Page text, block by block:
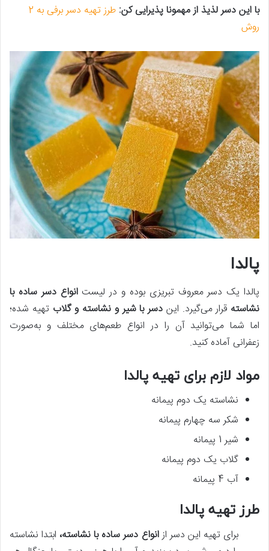
با این دسر لذیذ از مهمونا پذیرایی کن:
طرز تهیه دسر برفی به 2
روش
پالدا
پالدا یک دسر معروف تبریزی بوده و در لیستانواع دسر ساده با
نشاسته قرار می‌گیرد. این دسر با شیر و نشاسته و گلابتهیه شده؛
اما شما می‌توانید آن را در انواع طعم‌های مختلف و به‌صورت
زعفرانی آماده کنید.
مواد لازم برای تهیه پالدا
نشاسته یک دوم پیمانه
شکر سه چهارم پیمانه
شیر 1 پیمانه
گلاب یک دوم پیمانه
آب 4 پیمانه
طرز تهیه پالدا
برای تهیه این دسر ازانواع دسر ساده با نشاسته، ابتدا نشاسته